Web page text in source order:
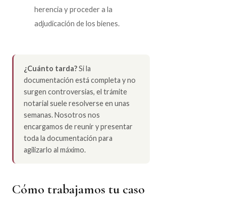
herencia y proceder a la
adjudicación de los bienes.
¿Cuánto tarda?Si la
documentación está completa y no
surgen controversias, el trámite
notarial suele resolverse en unas
semanas. Nosotros nos
encargamos de reunir y presentar
toda la documentación para
agilizarlo al máximo.
Cómo trabajamos tu caso